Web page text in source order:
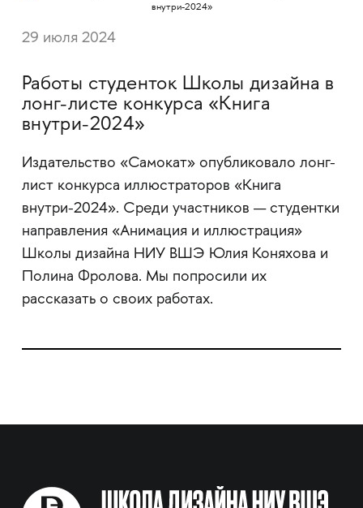
29 июля 2024
Работы студенток Школы дизайна в
лонг-листе конкурса «Книга
внутри-2024»
Издательство «Самокат» опубликовало лонг-
лист конкурса иллюстраторов «Книга
внутри-2024». Среди участников — студентки
направления «Анимация и иллюстрация»
Школы дизайна НИУ ВШЭ Юлия Коняхова и
Полина Фролова. Мы попросили их
рассказать о своих работах.